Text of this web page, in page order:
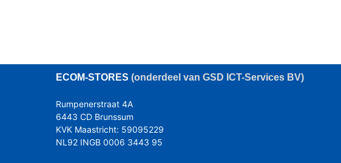
ECOM-STORES (onderdeel van GSD ICT-Services BV)
Rumpenerstraat 4A
6443 CD Brunssum
KVK Maastricht: 59095229
NL92 INGB 0006 3443 95